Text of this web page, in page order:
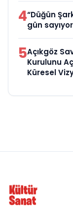
4“Düğün
gün sayıyor
5Açıkgöz
Kurulunu
Küresel